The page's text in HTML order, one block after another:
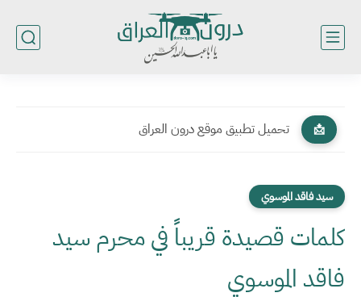
📩 تحميل تطبيق موقع درون العراق
سيد فاقد الموسوي
كلمات قصيدة قريباً في محرم سيد
فاقد الموسوي